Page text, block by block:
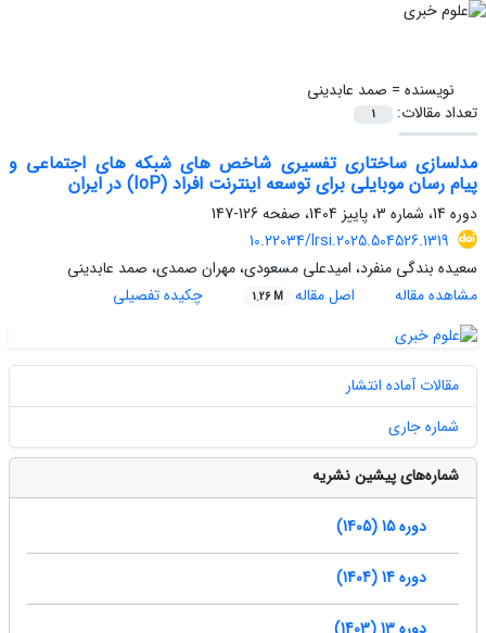
نویسنده = صمد عابدینی
تعداد مقالات:
1
مدلسازی ساختاری تفسیری شاخص های شبکه های اجتماعی و
پیام رسان موبایلی برای توسعه اینترنت افراد (IoP) در ایران
دوره 14، شماره 3، پاییز 1404، صفحه
126-147
10.22034/lrsi.2025.504526.1319
سعیده بندگی منفرد، امیدعلی مسعودی، مهران صمدی، صمد عابدینی
مشاهده مقاله
اصل مقاله 1.26 M چکیده تفصیلی
مقالات آماده انتشار
شماره جاری
شماره‌های پیشین نشریه
دوره 15 (1405)
دوره 14 (1404)